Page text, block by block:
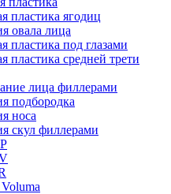
пластика ягодиц
овала лица
пластика под глазами
пластика средней трети
лица филлерами
подбородка
носа
скул филлерами